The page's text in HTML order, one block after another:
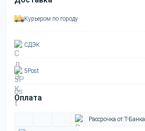
Курьером по городу
СДЭК
5Post
Оплата
Рассрочка от Т-Банка